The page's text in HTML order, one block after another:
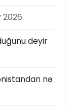
2026
deyir
nə